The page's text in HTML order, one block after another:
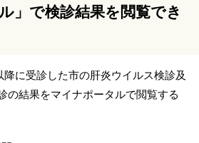
」で検診結果を閲覧でき
に受診した市の肝炎ウイルス検診及
の結果をマイナポータルで閲覧する